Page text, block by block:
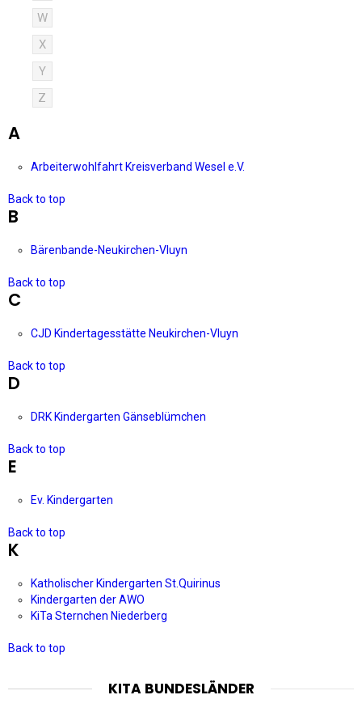
W
X
Y
Z
A
Arbeiterwohlfahrt Kreisverband Wesel e.V.
Back to top
B
Bärenbande-Neukirchen-Vluyn
Back to top
C
CJD Kindertagesstätte Neukirchen-Vluyn
Back to top
D
DRK Kindergarten Gänseblümchen
Back to top
E
Ev. Kindergarten
Back to top
K
Katholischer Kindergarten St.Quirinus
Kindergarten der AWO
KiTa Sternchen Niederberg
Back to top
KITA BUNDESLÄNDER